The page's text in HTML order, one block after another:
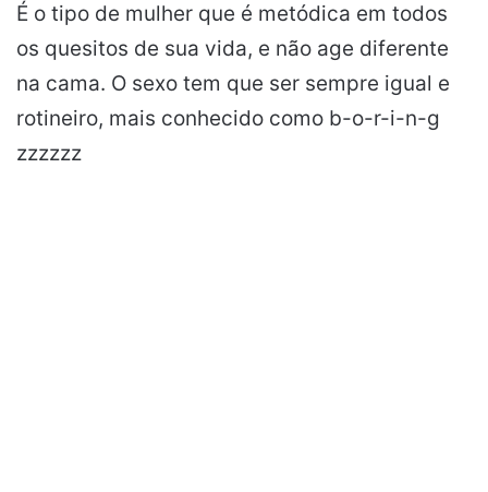
É o tipo de mulher que é metódica em todos
os quesitos de sua vida, e não age diferente
na cama. O sexo tem que ser sempre igual e
rotineiro, mais conhecido como b-o-r-i-n-g
zzzzzz